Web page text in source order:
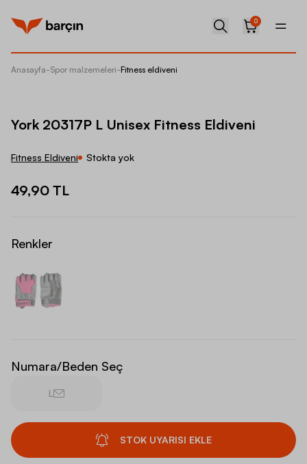
0
Anasayfa-Spor malzemeleri-Fitness eldiveni
York 20317P L Unisex Fitness Eldiveni
Fitness Eldiveni Stokta yok
49,90 TL
Renkler
Numara/Beden Seç
L
STOK UYARISI EKLE